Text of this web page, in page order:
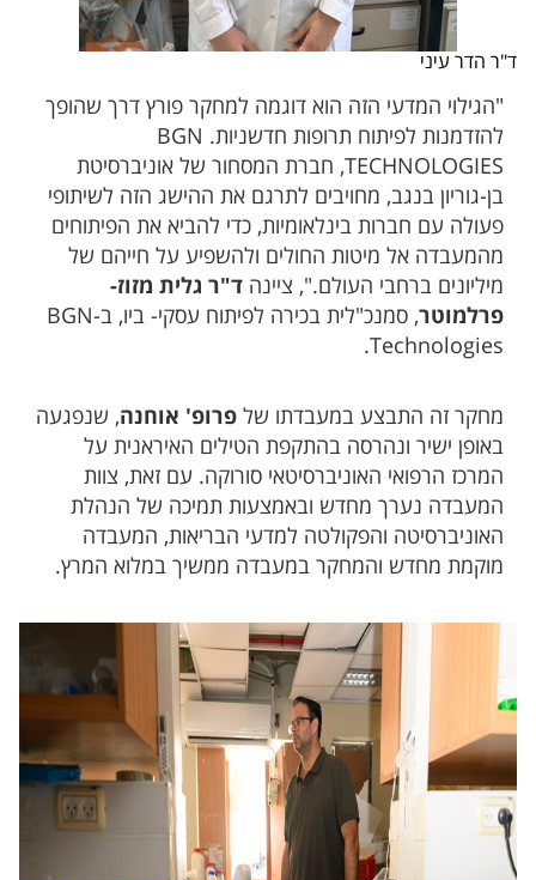
ד"ר הדר עיני
"הגילוי המדעי הזה הוא דוגמה למחקר פורץ דרך שהופך
להזדמנות לפיתוח תרופות חדשניות. BGN
,TECHNOLOGIES חברת המסחור של אוניברסיטת
בן-גוריון בנגב, מחויבים לתרגם את ההישג הזה לשיתופי
פעולה עם חברות בינלאומיות, כדי להביא את הפיתוחים
מהמעבדה אל מיטות החולים ולהשפיע על חייהם של
מיליונים ברחבי העולם.", ציינהד"ר גלית מזוז-
פרלמוטר
, סמנכ"לית בכירה לפיתוח עסקי- ביו, ב-BGN
Technologies.
מחקר זה התבצע במעבדתו שלפרופ' אוחנה, שנפגעה
באופן ישיר ונהרסה בהתקפת הטילים האיראנית על
המרכז הרפואי האוניברסיטאי סורוקה. עם זאת, צוות
המעבדה נערך מחדש ובאמצעות תמיכה של הנהלת
האוניברסיטה והפקולטה למדעי הבריאות, המעבדה
מוקמת מחדש והמחקר במעבדה ממשיך במלוא המרץ.